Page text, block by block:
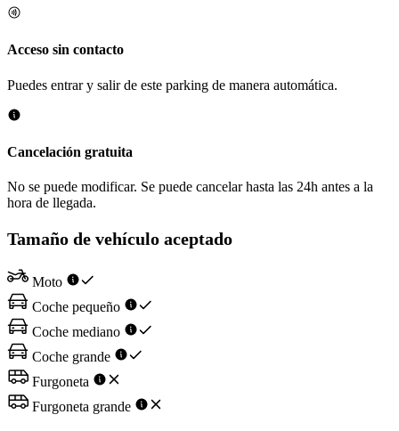
Acceso sin contacto
Puedes entrar y salir de este parking de manera automática.
Cancelación gratuita
No se puede modificar. Se puede cancelar hasta las 24h antes a la
hora de llegada.
Tamaño de vehículo aceptado
Moto
Coche pequeño
Coche mediano
Coche grande
Furgoneta
Furgoneta grande